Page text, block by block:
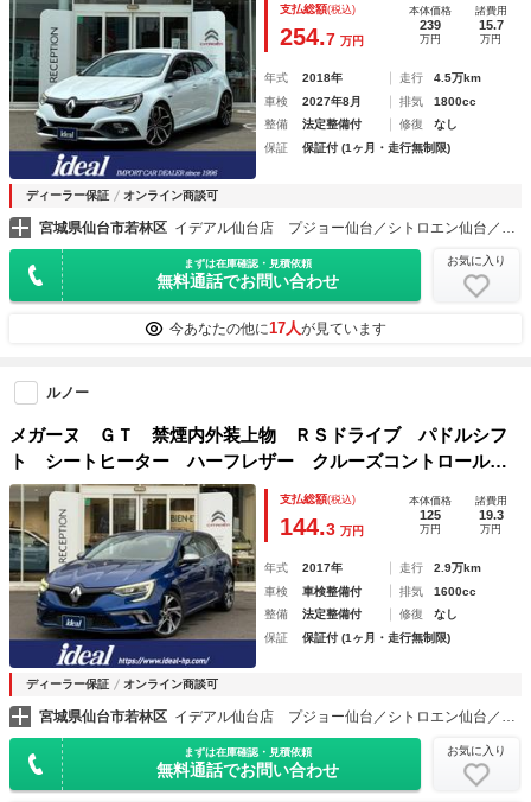
トロール 純正１９インチＡＷ ＥＴＣ
支払総額(税込)
254.7 万円
本体価格
239
万円
諸費用
15.7
万円
年式 2018年 走行
4.5万km
車検
2027年8月 排気
1800cc
整備
法定整備付 修復
なし
保証
保証付 (1ヶ月・走行無制限)
ディーラー保証 オンライン商談可
宮城県仙台市若林区
まずは在庫確認・見積依頼
無料通話でお問い合わせ
お気に入り
今あなたの他に17人が見ています
ルノー
メガーヌ ＧＴ 禁煙内外装上物 ＲＳドライブ パドルシフ
ト シートヒーター ハーフレザー クルーズコントロール
スピードリミッター 純正１８インチＡＷ バックカメラ ブ
ラインドスポットモニター ＬＥＤヘッドライト！
支払総額(税込)
144.3 万円
本体価格
125
万円
諸費用
19.3
万円
年式 2017年 走行
2.9万km
車検
車検整備付 排気
1600cc
整備
法定整備付 修復
なし
保証
保証付 (1ヶ月・走行無制限)
ディーラー保証 オンライン商談可
宮城県仙台市若林区 イデアル仙台店 プジョー仙台／シトロエン仙台／ＤＳ ＳＴＯＲＥ仙台（株）イデアル
まずは在庫確認・見積依頼
無料通話でお問い合わせ
お気に入り